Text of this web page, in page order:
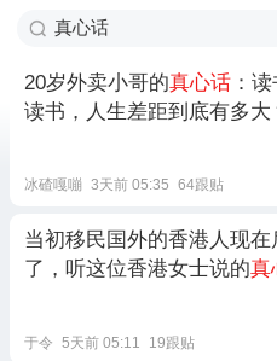
20岁外卖小哥的真心话 ：
读书，人生差距到底有多大
冰碴嘎嘣 3天前 05:35 64跟贴
当初移民国外的香港人现在
了，听这位香港女士说的真
于令 5天前 05:11 19跟贴